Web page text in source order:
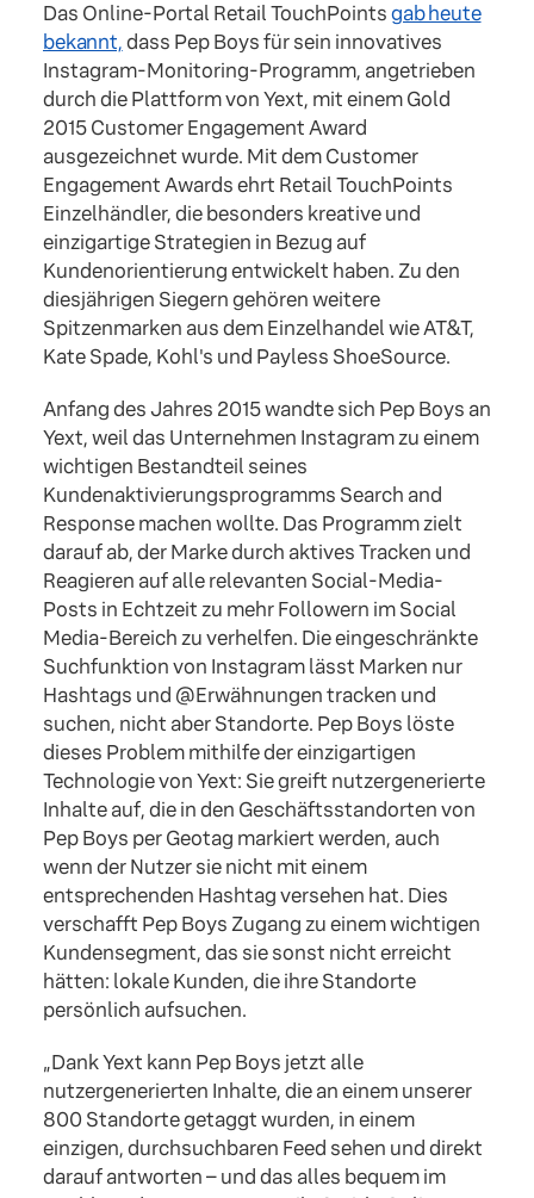
Das Online-Portal Retail TouchPointsgab heute
bekannt,dass Pep Boys für sein innovatives
Instagram-Monitoring-Programm, angetrieben
durch die Plattform von Yext, mit einem Gold
2015 Customer Engagement Award
ausgezeichnet wurde. Mit dem Customer
Engagement Awards ehrt Retail TouchPoints
Einzelhändler, die besonders kreative und
einzigartige Strategien in Bezug auf
Kundenorientierung entwickelt haben. Zu den
diesjährigen Siegern gehören weitere
Spitzenmarken aus dem Einzelhandel wie AT&T,
Kate Spade, Kohl's und Payless ShoeSource.
Anfang des Jahres 2015 wandte sich Pep Boys an
Yext, weil das Unternehmen Instagram zu einem
wichtigen Bestandteil seines
Kundenaktivierungsprogramms Search and
Response machen wollte. Das Programm zielt
darauf ab, der Marke durch aktives Tracken und
Reagieren auf alle relevanten Social-Media-
Posts in Echtzeit zu mehr Followern im Social
Media-Bereich zu verhelfen. Die eingeschränkte
Suchfunktion von Instagram lässt Marken nur
Hashtags und @Erwähnungen tracken und
suchen, nicht aber Standorte. Pep Boys löste
dieses Problem mithilfe der einzigartigen
Technologie von Yext: Sie greift nutzergenerierte
Inhalte auf, die in den Geschäftsstandorten von
Pep Boys per Geotag markiert werden, auch
wenn der Nutzer sie nicht mit einem
entsprechenden Hashtag versehen hat. Dies
verschafft Pep Boys Zugang zu einem wichtigen
Kundensegment, das sie sonst nicht erreicht
hätten: lokale Kunden, die ihre Standorte
persönlich aufsuchen.
„Dank Yext kann Pep Boys jetzt alle
nutzergenerierten Inhalte, die an einem unserer
800 Standorte getaggt wurden, in einem
einzigen, durchsuchbaren Feed sehen und direkt
darauf antworten – und das alles bequem im